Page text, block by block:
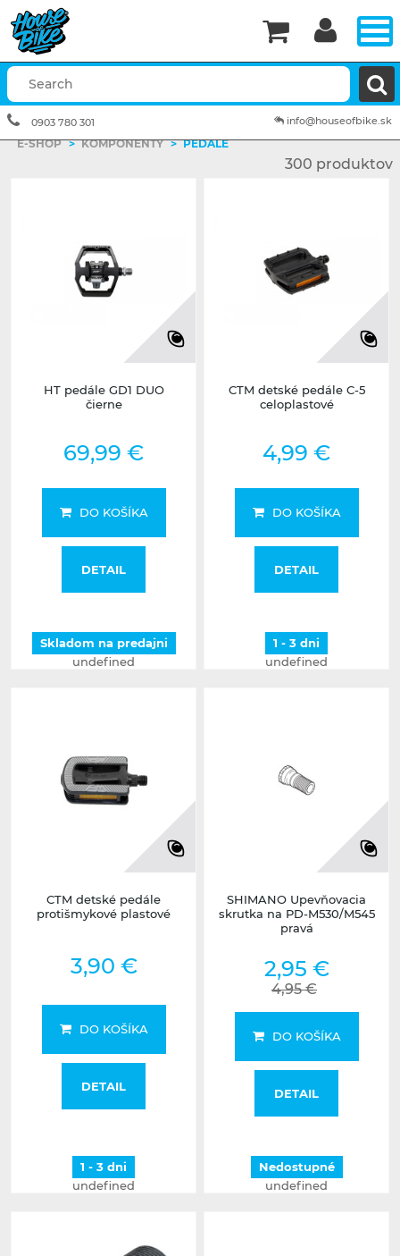
E-SHOP > KOMPONENTY > PEDÁLE
300 produktov
HT pedále GD1 DUO
čierne
69,99 €
DO KOŠÍKA
DETAIL
Skladom na predajni
undefined
CTM detské pedále C-5
celoplastové
4,99 €
DO KOŠÍKA
DETAIL
1 - 3 dni
undefined
CTM detské pedále
protišmykové plastové
3,90 €
DO KOŠÍKA
DETAIL
1 - 3 dni
undefined
SHIMANO Upevňovacia
skrutka na PD-M530/M545
pravá
2,95 €
4,95 €
DO KOŠÍKA
DETAIL
Nedostupné
undefined


info@houseofbike.sk
0903 780 301